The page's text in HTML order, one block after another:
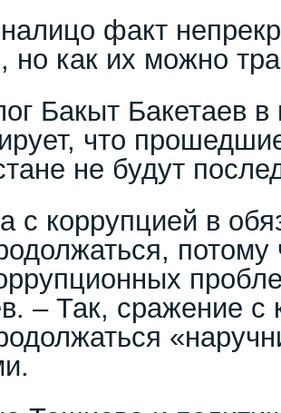
факт
но как их можно
Бакыт Бакетаев
что
не будут
с коррупцией в
потому
– Так, сражение с